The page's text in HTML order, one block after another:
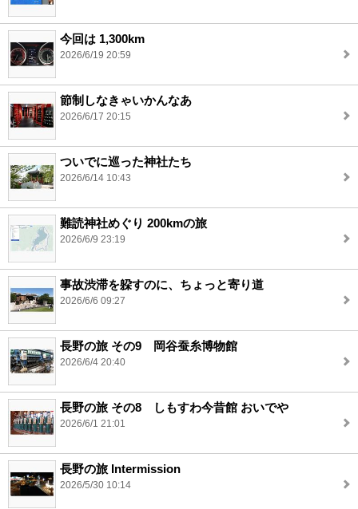
今回は 1,300km
2026/6/19 20:59
節制しなきゃいかんなあ
2026/6/17 20:15
ついでに巡った神社たち
2026/6/14 10:43
難読神社めぐり 200kmの旅
2026/6/9 23:19
事故渋滞を躱すのに、ちょっと寄り道
2026/6/6 09:27
長野の旅 その9 岡谷蚕糸博物館
2026/6/4 20:40
長野の旅 その8 しもすわ今昔館 おいでや
2026/6/1 21:01
長野の旅 Intermission
2026/5/30 10:14